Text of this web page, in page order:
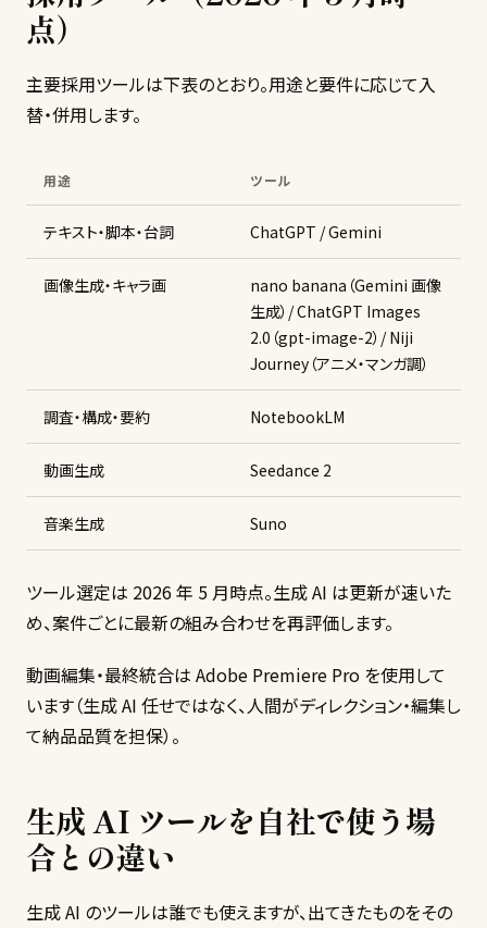
点）
主要採用ツールは下表のとおり。用途と要件に応じて入
替・併用します。
用途 ツール
テキスト・脚本・台詞 ChatGPT / Gemini
画像生成・キャラ画
nano banana（Gemini 画像
生成）/ ChatGPT Images
2.0（gpt-image-2）/ Niji
Journey（アニメ・マンガ調）
調査・構成・要約 NotebookLM
動画生成 Seedance 2
音楽生成 Suno
ツール選定は 2026 年 5 月時点。生成 AI は更新が速いた
め、案件ごとに最新の組み合わせを再評価します。
動画編集・最終統合は Adobe Premiere Pro を使用して
います（生成 AI 任せではなく、人間がディレクション・編集し
て納品品質を担保）。
生成 AI ツールを自社で使う場
合との違い
生成 AI のツールは誰でも使えますが、出てきたものをその